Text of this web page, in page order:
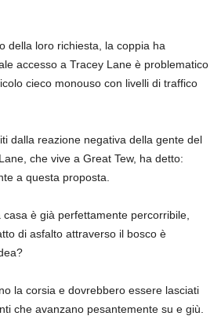
della loro richiesta, la coppia ha
accesso a Tracey Lane è problematico
cieco monouso con livelli di traffico
dalla reazione negativa della gente del
che vive a Great Tew, ha detto:
a questa proposta.
è già perfettamente percorribile,
di asfalto attraverso il bosco è
la corsia e dovrebbero essere lasciati
che avanzano pesantemente su e giù.